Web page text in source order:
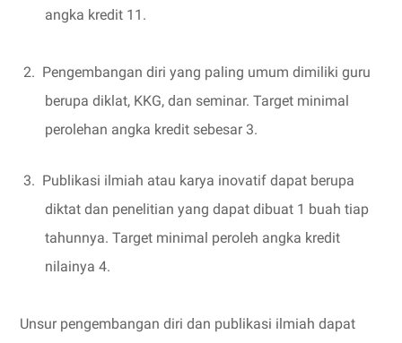
angka kredit 11.
2. Pengembangan diri yang paling umum dimiliki guru
berupa diklat, KKG, dan seminar. Target minimal
perolehan angka kredit sebesar 3.
3. Publikasi ilmiah atau karya inovatif dapat berupa
diktat dan penelitian yang dapat dibuat 1 buah tiap
tahunnya. Target minimal peroleh angka kredit
nilainya 4.
Unsur pengembangan diri dan publikasi ilmiah dapat